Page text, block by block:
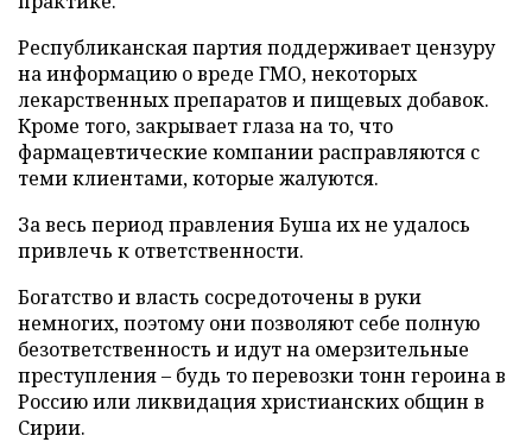
Республиканская партия поддерживает цензуру
на информацию о вреде ГМО, некоторых
лекарственных препаратов и пищевых добавок.
Кроме того, закрывает глаза на то, что
фармацевтические компании расправляются с
теми клиентами, которые жалуются.
За весь период правления Буша их не удалось
привлечь к ответственности.
Богатство и власть сосредоточены в руки
немногих, поэтому они позволяют себе полную
безответственность и идут на омерзительные
преступления – будь то перевозки тонн героина в
Россию или ликвидация христианских общин в
Сирии.